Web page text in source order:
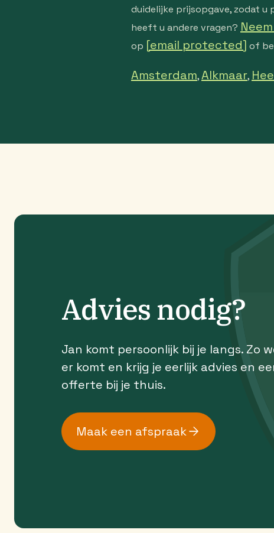
duidelijke prijsopgave, zodat
heeft u andere vragen?
op [email protected] of
Amsterdam,Alkmaar,
Advies nodig?
Jan komt persoonlijk bij je langs. Zo
er komt en krijg je eerlijk advies en
offerte bij je thuis.
Maak een afspraak